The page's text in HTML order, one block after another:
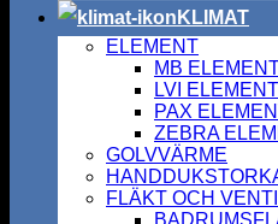
KLIMAT
ELEMENT
MB
LVI ELEMENT
PAX
ZEBRA
GOLVVÄRME
FLÄKT OCH